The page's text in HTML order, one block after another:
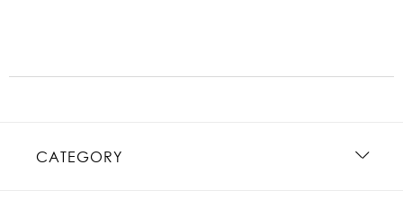
CATEGORY